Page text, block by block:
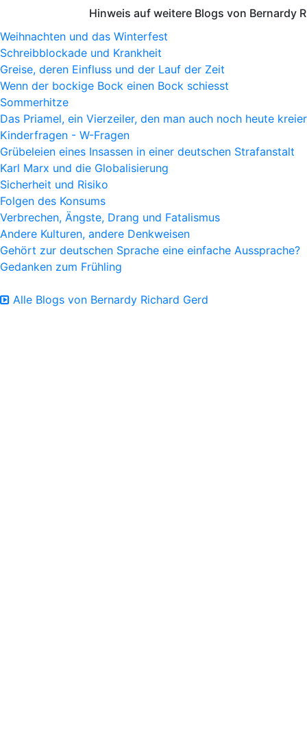
Hinweis auf weitere Blogs von Bernardy
Weihnachten und das Winterfest
Schreibblockade und Krankheit
Greise, deren Einfluss und der Lauf der Zeit
Wenn der bockige Bock einen Bock schiesst
Sommerhitze
Das Priamel, ein Vierzeiler, den man auch noch heute
Kinderfragen - W-Fragen
Grübeleien eines Insassen in einer deutschen Strafanstalt
Karl Marx und die Globalisierung
Sicherheit und Risiko
Folgen des Konsums
Verbrechen, Ängste, Drang und Fatalismus
Andere Kulturen, andere Denkweisen
Gehört zur deutschen Sprache eine einfache Aussprache?
Gedanken zum Frühling
Alle Blogs von Bernardy Richard Gerd